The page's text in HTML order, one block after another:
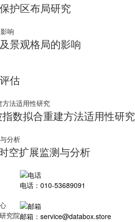
护区布局研究
景观格局的影响
估
数拟合重建方法适用性研究
空扩展监测与分析
究院
电话：010-53689091
邮箱：service@databox.store